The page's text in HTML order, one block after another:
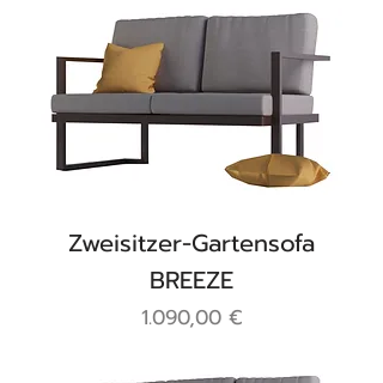
Zweisitzer-Gartensofa
BREEZE
Preis
1.090,00 €